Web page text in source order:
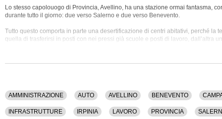
Lo stesso capolouogo di Provincia, Avellino, ha una stazione ormai fantasma,
durante tutto il giorno: due verso Salerno e due verso Benevento.
Tutto questo comporta in parte una desertificazione di centri abitativi, perché la
quella di trasferirsi in posti con nei pressi già scuole e posti di lavoro, dall’altra
AMMINISTRAZIONE AUTO AVELLINO BENEVENTO
INFRASTRUTTURE IRPINIA LAVORO PROVINCIA